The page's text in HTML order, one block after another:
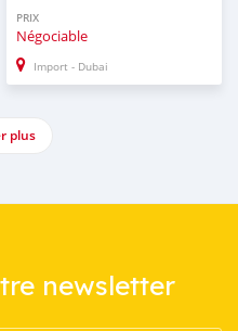
PRIX
Négociable
Import - Dubai
plus
newsletter